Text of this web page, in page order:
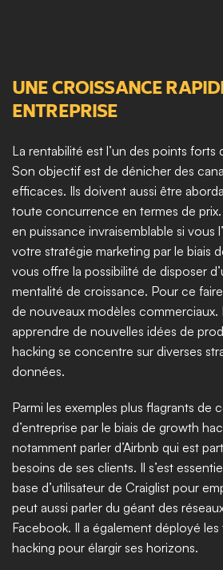
UNE CROISSANCE
ENTREPRISE
La rentabilité est l’un des points
Son objectif est de dénicher des
efficaces. Ils doivent aussi être
toute concurrence en termes de
en puissance invraisemblable si vous
votre stratégie marketing par le biais
vous offre la possibilité de disposer
mentalité de croissance. Pour ce
de nouveaux modèles commerciaux.
apprendre de nouvelles idées de
hacking se concentre sur diverses
données.
Parmi les exemples plus flagrants de
d’entreprise par le biais de growth
notamment parler d’Airbnb qui est
besoins de ses clients. Il s’est
base d’utilisateur de Craiglist pour
peut aussi parler du géant des
Facebook. Il a également déployé
hacking pour élargir ses horizons.